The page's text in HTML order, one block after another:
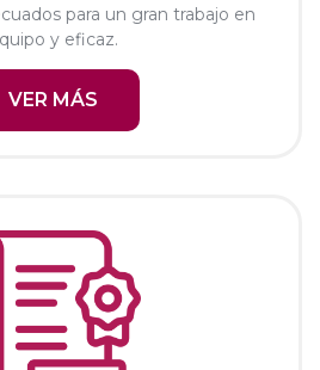
para un gran trabajo en
y eficaz.
VER MÁS